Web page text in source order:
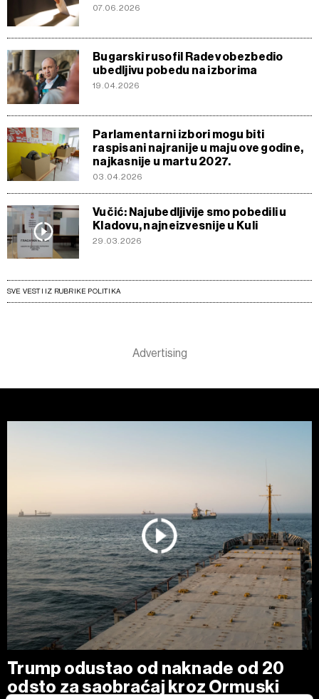
07.06.2026
Bugarski rusofil Radev obezbedio
ubedljivu pobedu na izborima
19.04.2026
Parlamentarni izbori mogu biti
raspisani najranije u maju ove godine,
najkasnije u martu 2027.
03.04.2026
Vučić: Najubedljivije smo pobedili u
Kladovu, najneizvesnije u Kuli
29.03.2026
SVE VESTI IZ RUBRIKE POLITIKA
Trump odustao od naknade od 20
odsto za saobraćaj kroz Ormuski